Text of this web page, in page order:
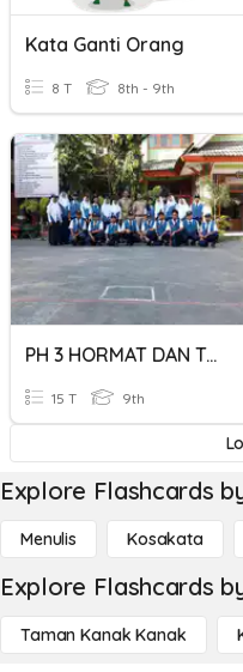
Kata Ganti Orang
8 T 8th - 9th
PH 3 HORMAT DAN TAAT PADA ORANG TUA DAN GURU
15 T 9th
Explore Flashcards
Menulis Kosakata
Explore Flashcards
Taman Kanak Kanak